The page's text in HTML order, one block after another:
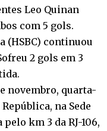
Leo Quinan
com 5 gols.
(HSBC) continuou
2 gols em 3
novembro, quarta-
na Sede
km 3 da RJ-106,